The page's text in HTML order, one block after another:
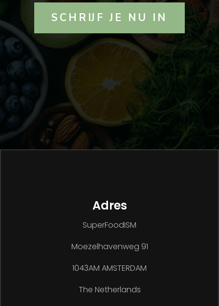
SCHRIJF JE NU IN
Adres
SuperFoodISM
Moezelhavenweg 91
1043AM AMSTERDAM
The Netherlands